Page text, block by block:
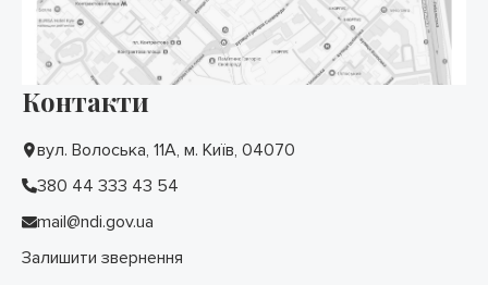
Контакти
вул. Волоська, 11А, м. Київ, 04070
380 44 333 43 54
mail@ndi.gov.ua
Залишити звернення